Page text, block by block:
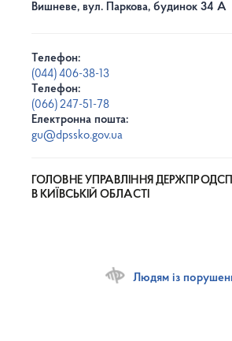
Вишневе, вул. Паркова, будинок 34 А
Телефон:
(044) 406-38-13
Телефон:
(066) 247-51-78
Електронна пошта:
gu@dpssko.gov.ua
ГОЛОВНЕ УПРАВЛІННЯ
В КИЇВСЬКІЙ ОБЛАСТІ
Людям із